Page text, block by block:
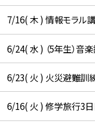
7/16( 木 ) 情報モラル
6/24( 水 ) （5年生）音
6/23( 火 ) 火災避難訓
6/16( 火 ) 修学旅行3